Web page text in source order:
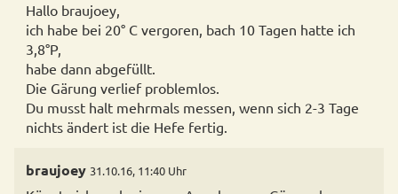
Hallo braujoey,
ich habe bei 20° C vergoren, bach 10 Tagen hatte ich
3,8°P,
habe dann abgefüllt.
Die Gärung verlief problemlos.
Du musst halt mehrmals messen, wenn sich 2-3 Tage
nichts ändert ist die Hefe fertig.
braujoey 31.10.16, 11:40 Uhr